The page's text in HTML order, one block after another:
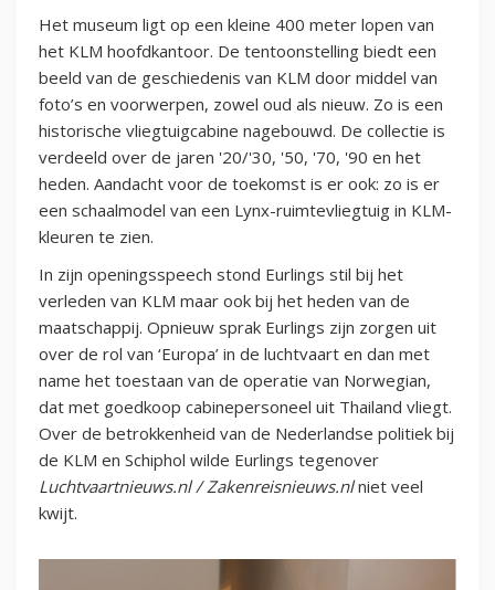
Het museum ligt op een kleine 400 meter lopen van
het KLM hoofdkantoor. De tentoonstelling biedt een
beeld van de geschiedenis van KLM door middel van
foto’s en voorwerpen, zowel oud als nieuw. Zo is een
historische vliegtuigcabine nagebouwd. De collectie is
verdeeld over de jaren '20/'30, '50, '70, '90 en het
heden. Aandacht voor de toekomst is er ook: zo is er
een schaalmodel van een Lynx-ruimtevliegtuig in KLM-
kleuren te zien.
In zijn openingsspeech stond Eurlings stil bij het
verleden van KLM maar ook bij het heden van de
maatschappij. Opnieuw sprak Eurlings zijn zorgen uit
over de rol van ‘Europa’ in de luchtvaart en dan met
name het toestaan van de operatie van Norwegian,
dat met goedkoop cabinepersoneel uit Thailand vliegt.
Over de betrokkenheid van de Nederlandse politiek bij
de KLM en Schiphol wilde Eurlings tegenover
Luchtvaartnieuws.nl / Zakenreisnieuws.nlniet veel
kwijt.